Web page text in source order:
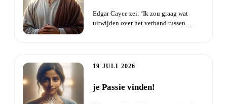
Edgar Cayce zei: ‘Ik zou graag wat
uitwijden over het verband tussen
19 JULI 2026
je Passie vinden!